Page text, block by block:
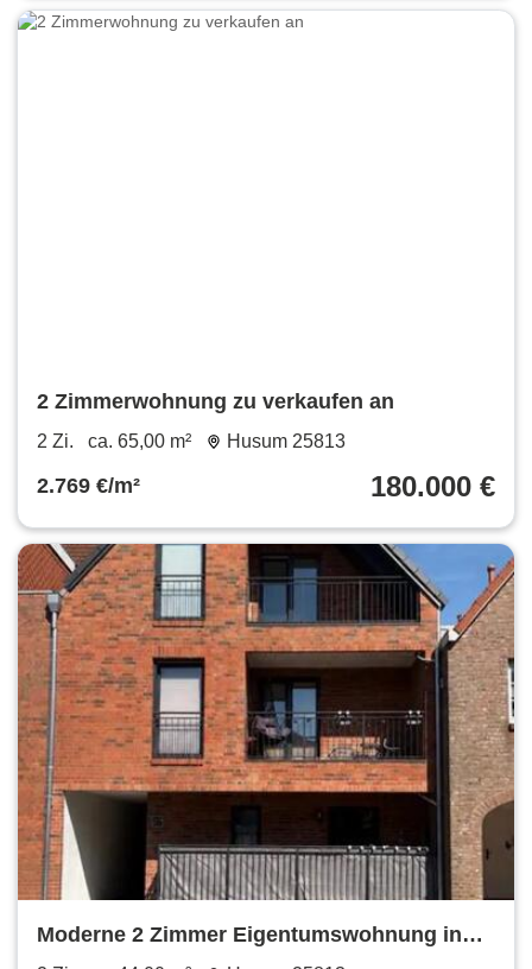
2 Zimmerwohnung zu verkaufen an
2 Zi. ca. 65,00 m² Husum 25813
2.769 €/m² 180.000 €
Moderne 2 Zimmer Eigentumswohnung in